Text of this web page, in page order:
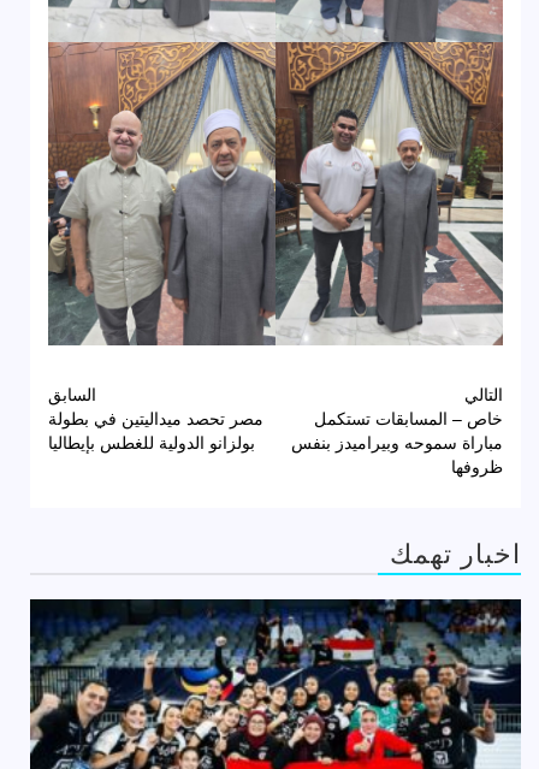
تصفّح
المقالات
السابق
مصر تحصد ميداليتين في بطولة
بولزانو الدولية للغطس بإيطاليا
التالي
خاص – المسابقات تستكمل
مباراة سموحه وبيراميدز بنفس
ظروفها
اخبار تهمك